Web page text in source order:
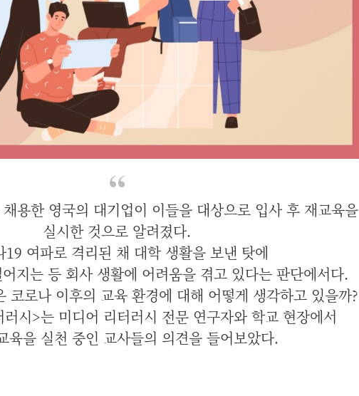
채용한 영국의 대기업이 이들을 대상으로 입사 후 재교육을
실시한 것으로 알려졌다.
19 여파로 격리된 채 대학 생활을 보낸 탓에
지는 등 회사 생활에 어려움을 겪고 있다는 판단에서다.
코로나 이후의 교육 환경에 대해 어떻게 생각하고 있을까?
시>는 미디어 리터러시 전문 연구자와 학교 현장에서
육을 실천 중인 교사들의 의견을 들어보았다.